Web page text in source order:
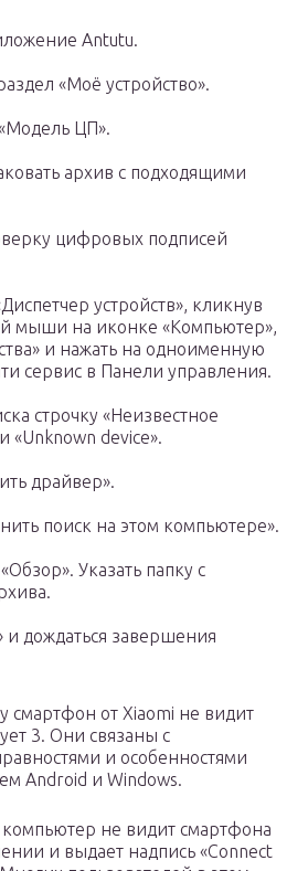
Antutu.
«Моё устройство».
ЦП».
архив с подходящими
цифровых подписей
устройств», кликнув
мыши на иконке «Компьютер»,
и нажать на одноименную
сервис в Панели управления.
строчку «Неизвестное
«Unknown device».
драйвер».
поиск на этом компьютере».
Указать папку с
и дождаться завершения
смартфон от Xiaomi не видит
3. Они связаны с
и особенностями
Android и Windows.
компьютер не видит смартфона
и выдает надпись «Connect